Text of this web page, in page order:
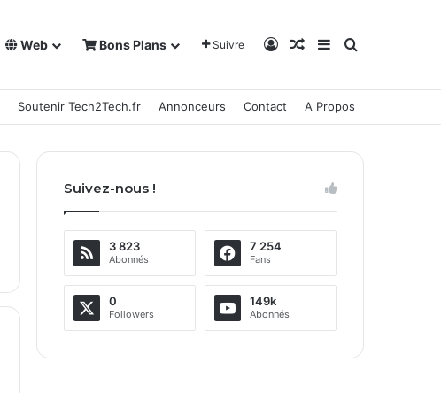
Web Bons Plans Suivre Connexion
Article Aléatoire
Sidebar (barre
Rechercher
Soutenir Tech2Tech.fr Annonceurs Contact A Propos
Suivez-nous !
3 823
Abonnés
7 254
Fans
0
Followers
149k
Abonnés